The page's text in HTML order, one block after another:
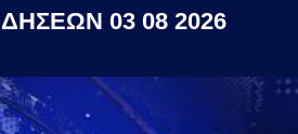
03 08 2026